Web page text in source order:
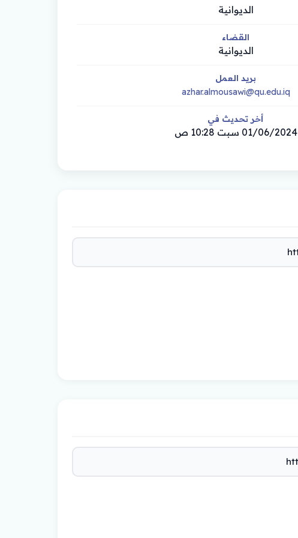
الديوانية
القضاء
الديوانية
بريد العمل
azhar.almousawi@qu.edu.iq
أخر تحديث في
01/06/2024 سبت 10:28 ص